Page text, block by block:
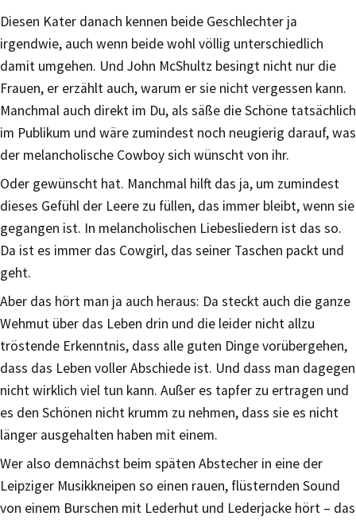
Diesen Kater danach kennen beide Geschlechter ja
irgendwie, auch wenn beide wohl völlig unterschiedlich
damit umgehen. Und John McShultz besingt nicht nur die
Frauen, er erzählt auch, warum er sie nicht vergessen kann.
Manchmal auch direkt im Du, als säße die Schöne tatsächlich
im Publikum und wäre zumindest noch neugierig darauf, was
der melancholische Cowboy sich wünscht von ihr.
Oder gewünscht hat. Manchmal hilft das ja, um zumindest
dieses Gefühl der Leere zu füllen, das immer bleibt, wenn sie
gegangen ist. In melancholischen Liebesliedern ist das so.
Da ist es immer das Cowgirl, das seiner Taschen packt und
geht.
Aber das hört man ja auch heraus: Da steckt auch die ganze
Wehmut über das Leben drin und die leider nicht allzu
tröstende Erkenntnis, dass alle guten Dinge vorübergehen,
dass das Leben voller Abschiede ist. Und dass man dagegen
nicht wirklich viel tun kann. Außer es tapfer zu ertragen und
es den Schönen nicht krumm zu nehmen, dass sie es nicht
länger ausgehalten haben mit einem.
Wer also demnächst beim späten Abstecher in eine der
Leipziger Musikkneipen so einen rauen, flüsternden Sound
von einem Burschen mit Lederhut und Lederjacke hört – das